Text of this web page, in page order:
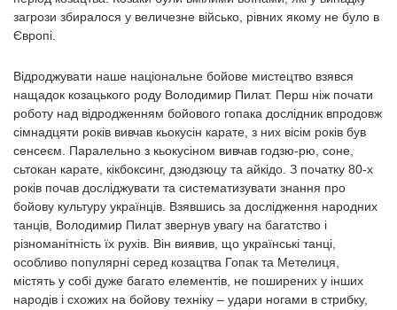
загрози збиралося у величезне військо, рівних якому не було в
Європі.
Відроджувати наше національне бойове мистецтво взявся
нащадок козацького роду Володимир Пилат. Перш ніж почати
роботу над відродженням бойового гопака дослідник впродовж
сімнадцяти років вивчав кьокусін карате, з них вісім років був
сенсеєм. Паралельно з кьокусіном вивчав годзю-рю, соне,
сьтокан карате, кікбоксинг, дзюдзюцу та айкідо. З початку 80-х
років почав досліджувати та систематизувати знання про
бойову культуру українців. Взявшись за дослідження народних
танців, Володимир Пилат звернув увагу на багатство і
різноманітність їх рухів. Він виявив, що українські танці,
особливо популярні серед козацтва Гопак та Метелиця,
містять у собі дуже багато елементів, не поширених у інших
народів і схожих на бойову техніку – удари ногами в стрибку,